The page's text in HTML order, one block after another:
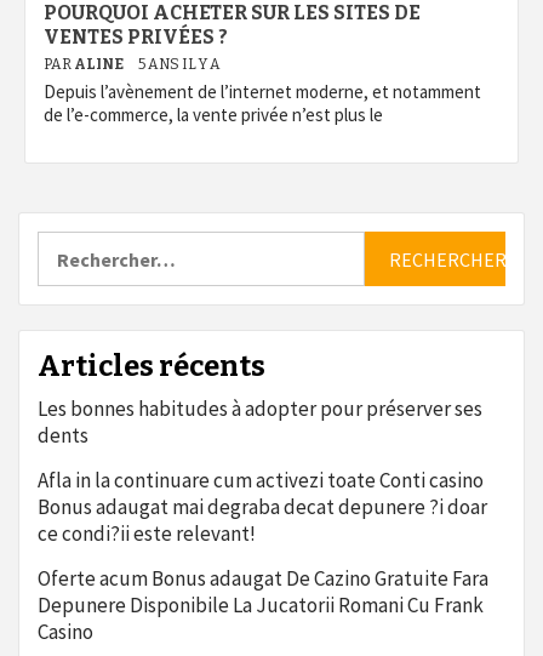
POURQUOI ACHETER SUR LES SITES DE
VENTES PRIVÉES ?
PAR ALINE 5 ANS IL Y A
Depuis l’avènement de l’internet moderne, et notamment
de l’e-commerce, la vente privée n’est plus le
Articles récents
Les bonnes habitudes à adopter pour préserver ses
dents
Afla in la continuare cum activezi toate Conti casino
Bonus adaugat mai degraba decat depunere ?i doar
ce condi?ii este relevant!
Oferte acum Bonus adaugat De Cazino Gratuite Fara
Depunere Disponibile La Jucatorii Romani Cu Frank
Casino